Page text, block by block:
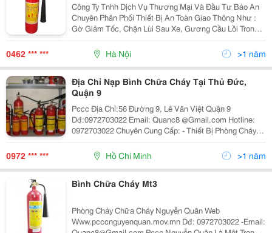
Công Ty Tnhh Dịch Vụ Thương Mại Và Đầu Tư Bảo An
Chuyên Phân Phối Thiết Bị An Toàn Giao Thông Như :
Gờ Giảm Tốc, Chặn Lùi Sau Xe, Gương Cầu Lồi Trong
Giao Thông, Đinh Đường Nhựa, Đinh Đường Nhôm
Phản Quang, Băng Dính Phản Quang, Giấy Phản Quang,
0462 *** *** Hà Nội >1 năm
Địa Chỉ Nạp Bình Chữa Cháy Tại Thủ Đức,
Quận 9
Pccc Địa Chỉ:56 Đường 9, Lê Văn Việt Quận 9
Dđ:0972703022 Email: Quanc8 @Gmail.com Hotline:
0972703022 Chuyên Cung Cấp: - Thiết Bị Phòng Cháy
Chữa Cháy - Thiết Bị An Toàn Và Cứu Nạn - Hóa Chất
Chữa Cháy - Các Thiết Bị Khác (Đèn Exit, Đ
0972 *** *** Hồ Chí Minh >1 năm
Bình Chữa Cháy Mt3
Phòng Cháy Chữa Cháy Nguyễn Quân Web
Www.pcccnguyenquan.mov.mn Dđ: 0972703022 -Email: